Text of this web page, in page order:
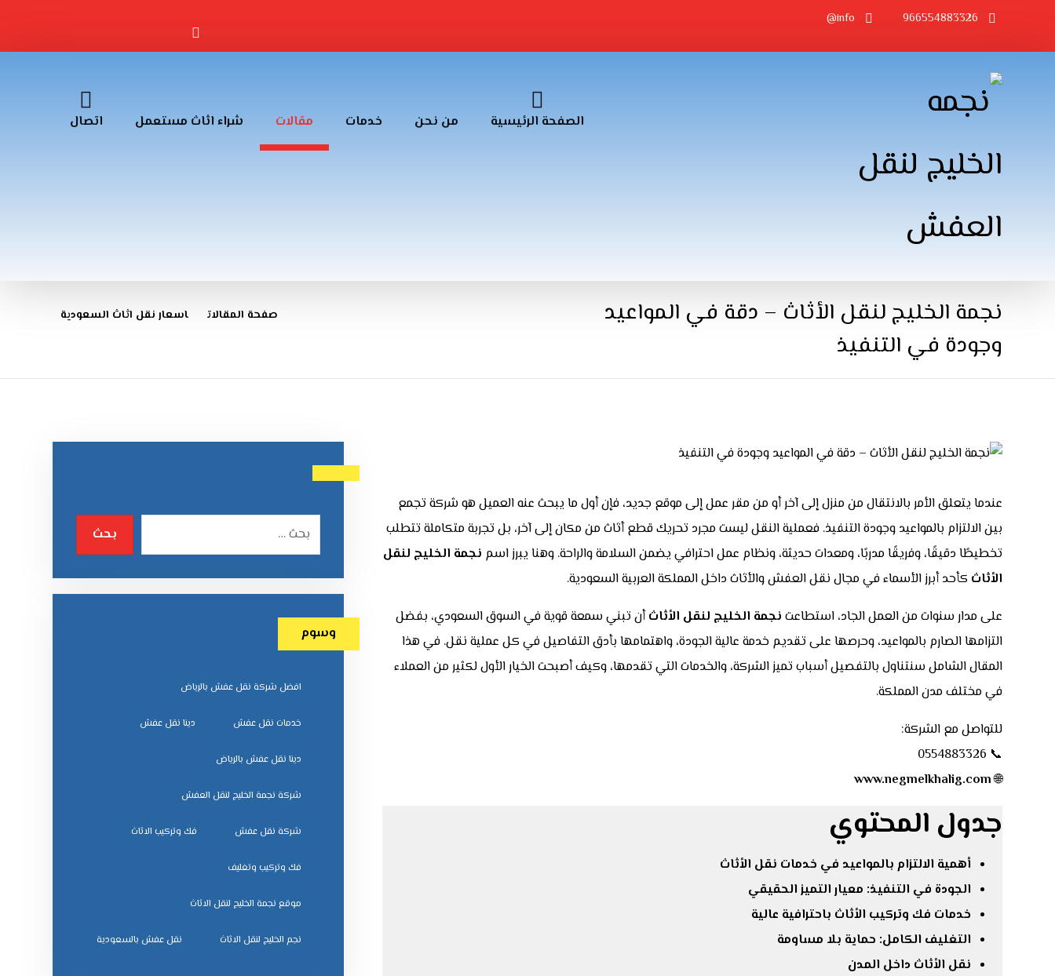
966554883326
info@
الصفحة الرئيسية من نحن خدمات مقالات شراء اثاث مستعمل اتصال
نجمة الخليج لنقل الأثاث – دقة في المواعيد
وجودة في التنفيذ
صفحة المقالات اسعار نقل اثاث السعودية
عندما يتعلق الأمر بالانتقال من منزل إلى آخر أو من مقر عمل إلى موقع جديد، فإن أول ما يبحث عنه العميل هو شركة تجمع
بين الالتزام بالمواعيد وجودة التنفيذ. فعملية النقل ليست مجرد تحريك قطع أثاث من مكان إلى آخر، بل تجربة متكاملة تتطلب
تخطيطًا دقيقًا، وفريقًا مدربًا، ومعدات حديثة، ونظام عمل احترافي يضمن السلامة والراحة. وهنا يبرز اسم نجمة الخليج لنقل
الأثاث كأحد أبرز الأسماء في مجال نقل العفش والأثاث داخل المملكة العربية السعودية.
على مدار سنوات من العمل الجاد، استطاعت نجمة الخليج لنقل الأثاثأن تبني سمعة قوية في السوق السعودي، بفضل
التزامها الصارم بالمواعيد، وحرصها على تقديم خدمة عالية الجودة، واهتمامها بأدق التفاصيل في كل عملية نقل. في هذا
المقال الشامل سنتناول بالتفصيل أسباب تميز الشركة، والخدمات التي تقدمها، وكيف أصبحت الخيار الأول لكثير من العملاء
في مختلف مدن المملكة.
للتواصل مع الشركة:
📞 0554883326
🌐
www.negmelkhalig.com
جدول المحتوي
أهمية الالتزام بالمواعيد في خدمات نقل الأثاث
الجودة في التنفيذ: معيار التميز الحقيقي
خدمات فك وتركيب الأثاث باحترافية عالية
التغليف الكامل: حماية بلا مساومة
نقل الأثاث داخل المدن
وسوم
افضل شركة نقل عفش بالرياض
خدمات نقل عفش دينا نقل عفش
دينا نقل عفش بالرياض
شركة نجمة الخليج لنقل العفش
شركة نقل عفش فك وتركيب الاثاث
فك وتركيب وتغليف
موقع نجمة الخليج لنقل الاثاث
نجم الخليج لنقل الاثاث نقل عفش بالسعودية